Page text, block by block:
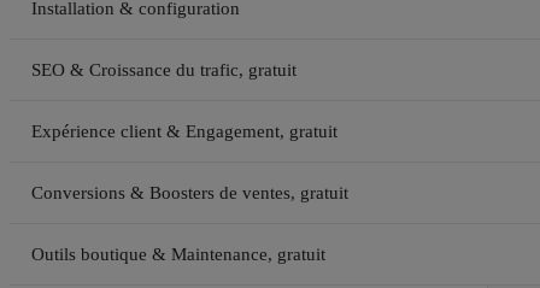
Installation & configuration
SEO & Croissance du trafic, gratuit
Expérience client & Engagement, gratuit
Conversions & Boosters de ventes, gratuit
Outils boutique & Maintenance, gratuit